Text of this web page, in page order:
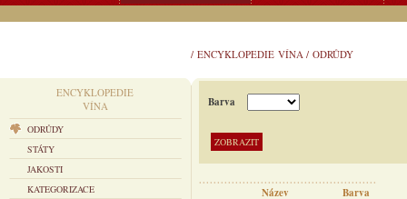
/ ENCYKLOPEDIE VÍNA / ODRŮDY
ENCYKLOPEDIE
VÍNA
ODRŮDY
STÁTY
JAKOSTI
KATEGORIZACE
Barva
Název Barva